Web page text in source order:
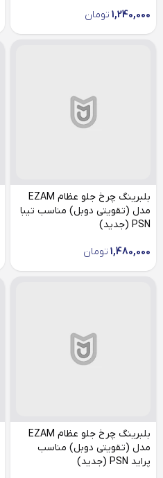
1,240,000 تومان
بلبرینگ چرخ جلو عظام EZAM
مدل (تقویتی دوبل) مناسب تیبا
PSN (جدید)
1,480,000 تومان
بلبرینگ چرخ جلو عظام EZAM
مدل (تقویتی دوبل) مناسب
پراید PSN (جدید)